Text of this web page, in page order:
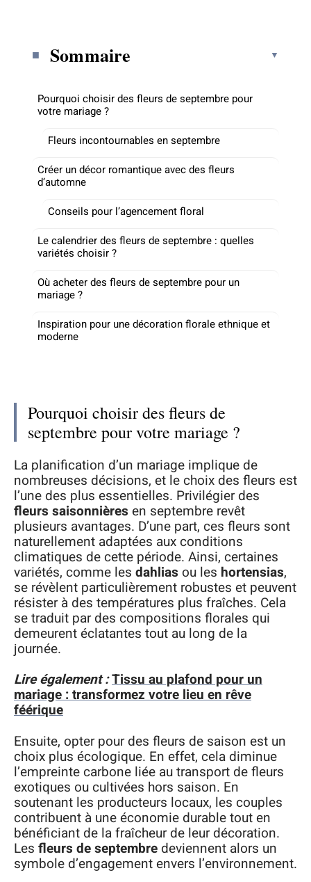
Sommaire
Pourquoi choisir des fleurs de septembre pour
votre mariage ?
Fleurs incontournables en septembre
Créer un décor romantique avec des fleurs
d’automne
Conseils pour l’agencement floral
Le calendrier des fleurs de septembre : quelles
variétés choisir ?
Où acheter des fleurs de septembre pour un
mariage ?
Inspiration pour une décoration florale ethnique et
moderne
Pourquoi choisir des fleurs de
septembre pour votre mariage ?
La planification d’un mariage implique de
nombreuses décisions, et le choix des fleurs est
l’une des plus essentielles. Privilégier des
fleurs saisonnières en septembre revêt
plusieurs avantages. D’une part, ces fleurs sont
naturellement adaptées aux conditions
climatiques de cette période. Ainsi, certaines
variétés, comme les dahlias ou les hortensias,
se révèlent particulièrement robustes et peuvent
résister à des températures plus fraîches. Cela
se traduit par des compositions florales qui
demeurent éclatantes tout au long de la
journée.
Lire également :Tissu au plafond pour un
mariage : transformez votre lieu en rêve
féérique
Ensuite, opter pour des fleurs de saison est un
choix plus écologique. En effet, cela diminue
l’empreinte carbone liée au transport de fleurs
exotiques ou cultivées hors saison. En
soutenant les producteurs locaux, les couples
contribuent à une économie durable tout en
bénéficiant de la fraîcheur de leur décoration.
Les fleurs de septembre deviennent alors un
symbole d’engagement envers l’environnement.